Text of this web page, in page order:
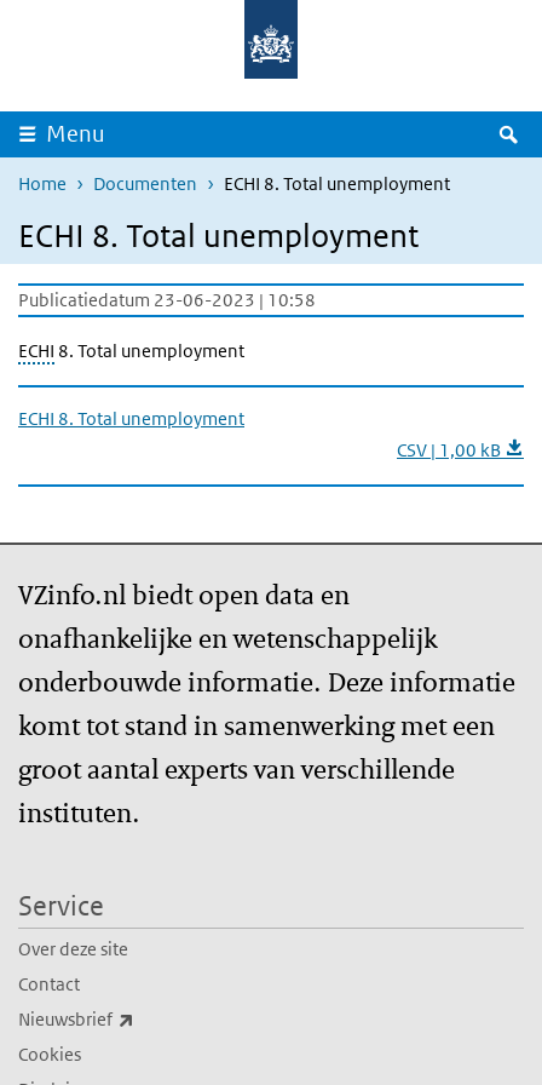
Overslaan en naar de inhoud gaan
Menu
Home Documenten ECHI 8. Total unemployment
ECHI 8. Total unemployment
Publicatiedatum 23-06-2023 | 10:58
ECHI 8. Total unemployment
ECHI 8. Total unemployment
CSV | 1,00 kB
VZinfo.nl biedt open data en
onafhankelijke en wetenschappelijk
onderbouwde informatie. Deze informatie
komt tot stand in samenwerking met een
groot aantal experts van verschillende
instituten.
Service
Over deze site
Contact
Nieuwsbrief
Cookies